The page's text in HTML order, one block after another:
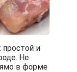
и
Не
в форме